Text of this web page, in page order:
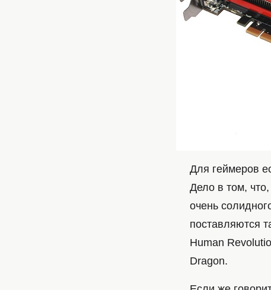
Для геймеров
Дело в том,
очень
поставляются
Human
Dragon.